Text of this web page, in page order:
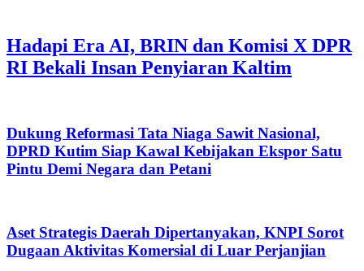
Hadapi Era AI, BRIN dan Komisi X DPR
RI Bekali Insan Penyiaran Kaltim
Dukung Reformasi Tata Niaga Sawit Nasional,
DPRD Kutim Siap Kawal Kebijakan Ekspor Satu
Pintu Demi Negara dan Petani
Aset Strategis Daerah Dipertanyakan, KNPI Sorot
Dugaan Aktivitas Komersial di Luar Perjanjian